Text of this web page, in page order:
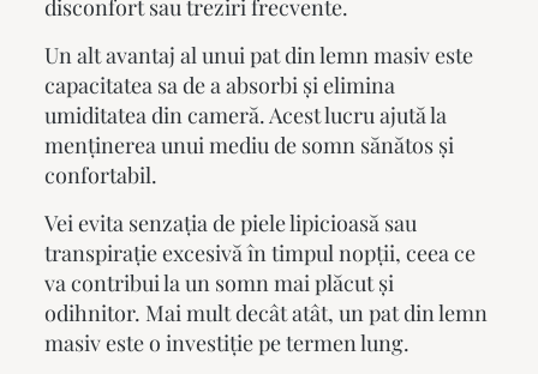
disconfort sau treziri frecvente.
Un alt avantaj al unuipat din lemn masiveste
capacitatea sa de a absorbi și elimina
umiditatea din cameră. Acest lucru ajută la
menținerea unui mediu de somn sănătos și
confortabil.
Vei evita senzația de piele lipicioasă sau
transpirație excesivă în timpul nopții, ceea ce
va contribui la un somn mai plăcut și
odihnitor. Mai mult decât atât, unpat din lemn
masiveste o investiție pe termen lung.